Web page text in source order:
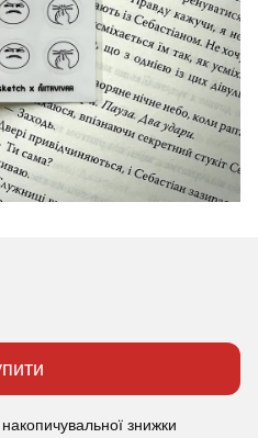
знижки